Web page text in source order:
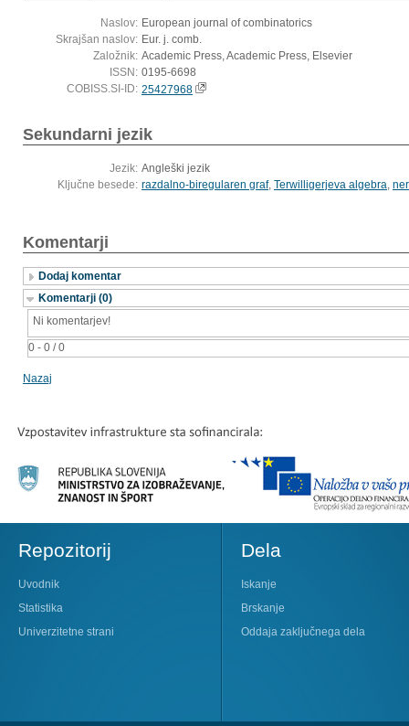
Naslov: European journal of combinatorics
Skrajšan naslov: Eur. j. comb.
Založnik: Academic Press, Academic Press, Elsevier
ISSN: 0195-6698
COBISS.SI-ID: 25427968
Sekundarni jezik
Jezik: Angleški jezik
Ključne besede: razdalno-biregularen graf, Terwilligerjeva algebra,
Komentarji
Dodaj komentar
Komentarji (0)
0 - 0 / 0
Ni komentarjev!
Nazaj
Repozitorij
Uvodnik
Statistika
Univerzitetne strani
Dela
Iskanje
Brskanje
Oddaja zaključnega dela